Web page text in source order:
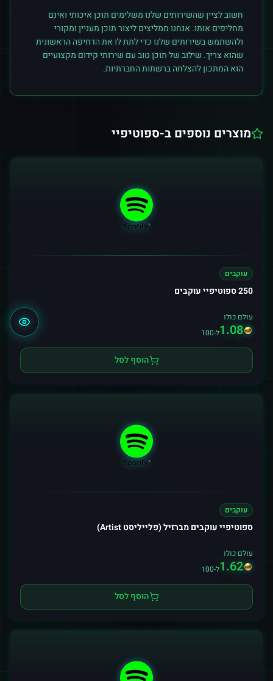
חשוב לציין שהשירותים שלנו משלימים תוכן איכותי ואינם
מחליפים אותו. אנחנו ממליצים ליצור תוכן מעניין ומקורי
ולהשתמש בשירותים שלנו כדי לתת לו את הדחיפה הראשונית
שהוא צריך. שילוב של תוכן טוב עם שירותי קידום מקצועיים
הוא המתכון להצלחה ברשתות החברתיות.
מוצרים נוספים ב-ספוטיפיי
עוקבים
250 ספוטיפיי עוקבים
עולם כולו
1.08ל-100
הוסף לסל
עוקבים
ספוטיפיי עוקבים מברזיל (פלייליסט Artist)
עולם כולו
1.62ל-100
הוסף לסל